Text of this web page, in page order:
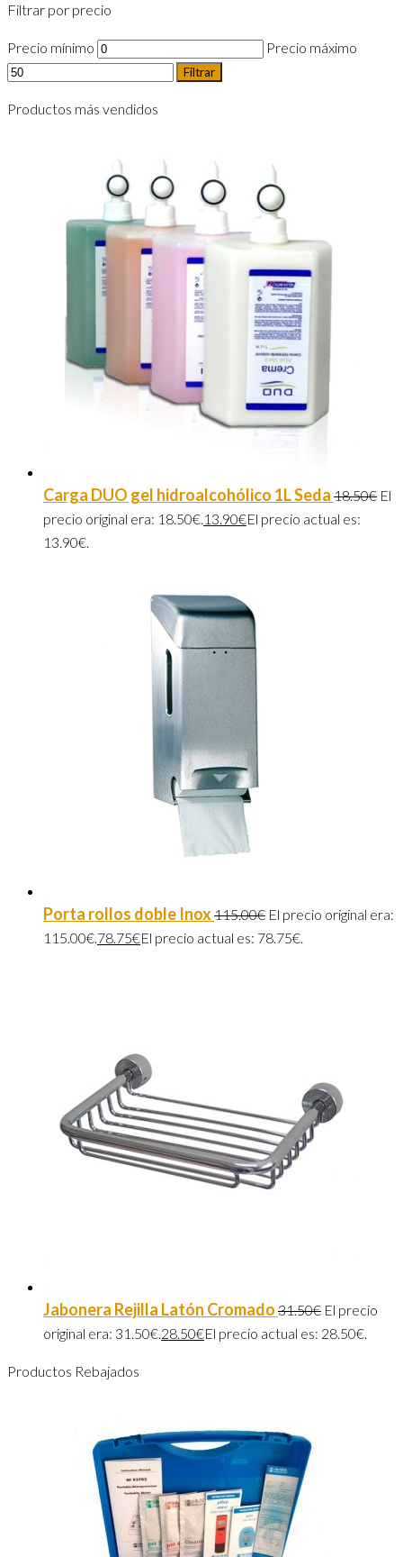
Filtrar por precio
Precio mínimo Precio máximo
Filtrar
Productos más vendidos
Carga DUO gel hidroalcohólico 1L Seda 18.50€ El
precio original era: 18.50€.13.90€El precio actual es:
13.90€.
Porta rollos doble Inox115.00€ El precio original era:
115.00€.78.75€El precio actual es: 78.75€.
Jabonera Rejilla Latón Cromado 31.50€ El precio
original era: 31.50€.28.50€El precio actual es: 28.50€.
Productos Rebajados